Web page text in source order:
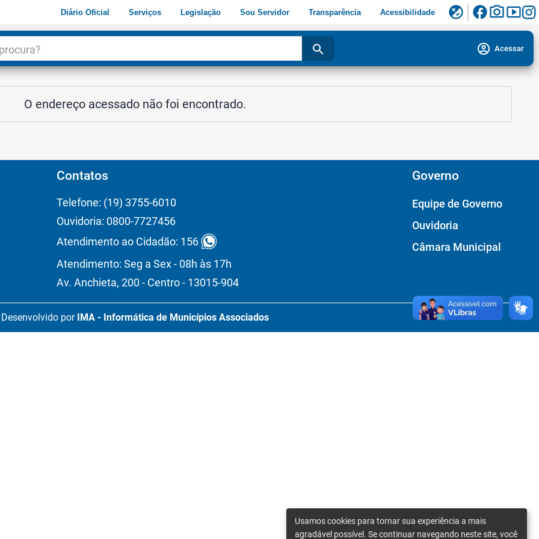
Diário Oficial Serviços Legislação Sou Servidor Transparência Acessibilidade flaky facebookphoto_camerasmart_display
search account_circle Acessar
O endereço acessado não foi encontrado.
Contatos
Telefone: (19) 3755-6010
Ouvidoria: 0800-7727456
Atendimento ao Cidadão: 156
Atendimento: Seg a Sex - 08h às 17h
Av. Anchieta, 200 - Centro - 13015-904
Governo
Equipe de Governo
Ouvidoria
Câmara Municipal
Desenvolvido por IMA - Informática de Municípios Associados
Usamos cookies para tornar sua experiência a mais
agradável possível. Se continuar navegando neste site, você